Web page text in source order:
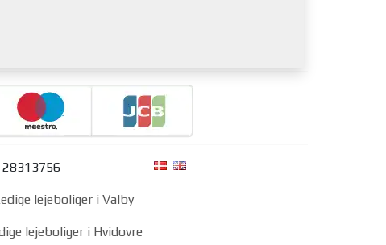
lejeboliger i Valby
lejeboliger i Hvidovre